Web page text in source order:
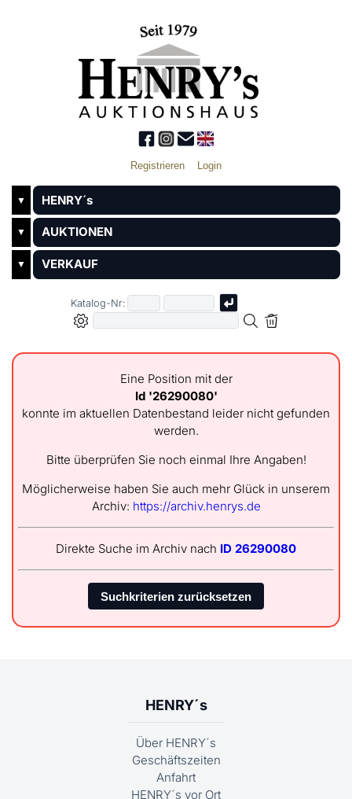
Registrieren Login
▼ HENRY´s
▼ AUKTIONEN
▼ VERKAUF
Katalog-Nr:
Eine Position mit der
Id '26290080'
konnte im aktuellen Datenbestand leider nicht gefunden
werden.
Bitte überprüfen Sie noch einmal Ihre Angaben!
Möglicherweise haben Sie auch mehr Glück in unserem
Archiv: https://archiv.henrys.de
Direkte Suche im Archiv nach ID 26290080
HENRY´s
Über HENRY´s
Geschäftszeiten
Anfahrt
HENRY´s vor Ort